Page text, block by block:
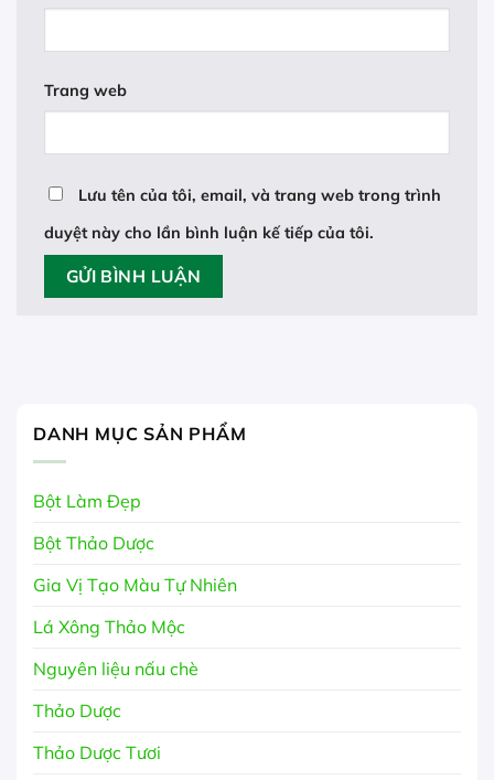
Trang web
Lưu tên của tôi, email, và trang web trong trình
duyệt này cho lần bình luận kế tiếp của tôi.
DANH MỤC SẢN PHẨM
Bột Làm Đẹp
Bột Thảo Dược
Gia Vị Tạo Màu Tự Nhiên
Lá Xông Thảo Mộc
Nguyên liệu nấu chè
Thảo Dược
Thảo Dược Tươi